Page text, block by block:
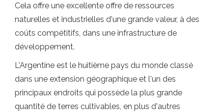
Cela offre une excellente offre de ressources
naturelles et industrielles d'une grande valeur, à des
coûts compétitifs, dans une infrastructure de
développement.
L'Argentine est le huitième pays du monde classé
dans une extension géographique et l'un des
principaux endroits qui possède la plus grande
quantité de terres cultivables, en plus d'autres